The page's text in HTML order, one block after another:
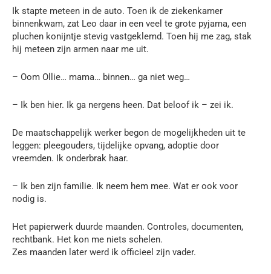
Ik stapte meteen in de auto. Toen ik de ziekenkamer
binnenkwam, zat Leo daar in een veel te grote pyjama, een
pluchen konijntje stevig vastgeklemd. Toen hij me zag, stak
hij meteen zijn armen naar me uit.
– Oom Ollie… mama… binnen… ga niet weg…
– Ik ben hier. Ik ga nergens heen. Dat beloof ik – zei ik.
De maatschappelijk werker begon de mogelijkheden uit te
leggen: pleegouders, tijdelijke opvang, adoptie door
vreemden. Ik onderbrak haar.
– Ik ben zijn familie. Ik neem hem mee. Wat er ook voor
nodig is.
Het papierwerk duurde maanden. Controles, documenten,
rechtbank. Het kon me niets schelen.
Zes maanden later werd ik officieel zijn vader.